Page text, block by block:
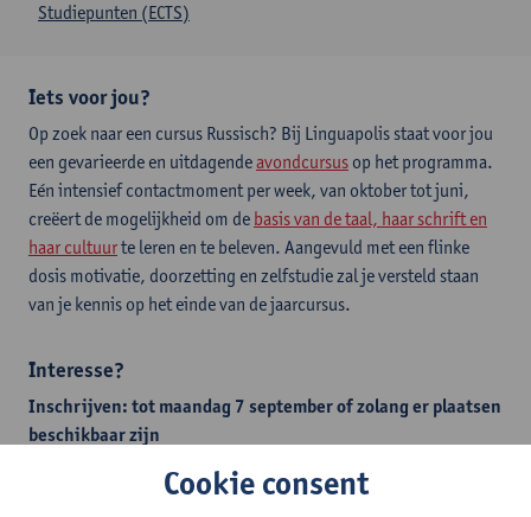
Studiepunten (ECTS)
Iets voor jou?
Op zoek naar een cursus Russisch? Bij Linguapolis staat voor jou
een gevarieerde en uitdagendeavondcursus op het programma.
Eén intensief contactmoment per week, van oktober tot juni,
creëert de mogelijkheid om de basis van de taal, haar schrift en
haar cultuurte leren en te beleven. Aangevuld met een flinke
dosis motivatie, doorzetting en zelfstudie zal je versteld staan
van je kennis op het einde van de jaarcursus.
Interesse?
Inschrijven: tot maandag 7 september of zolang er plaatsen
beschikbaarzijn
​​65 uur – 32 weken – 1 avond per week (19 tot 21 uur) -
Cookie consent